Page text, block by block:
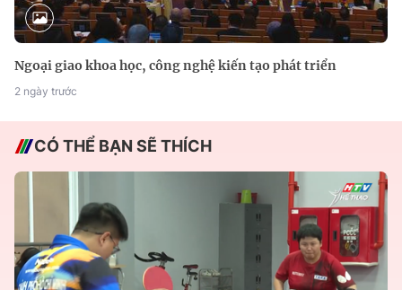
Ngoại giao khoa học, công nghệ kiến tạo phát triển
2 ngày trước
CÓ THỂ BẠN SẼ THÍCH